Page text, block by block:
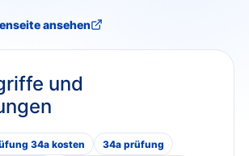
ansehen
und
34a kosten
34a prüfung